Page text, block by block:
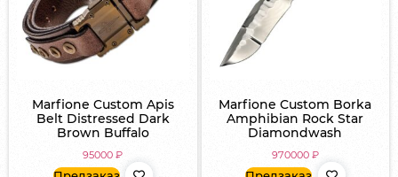
Marfione Custom Apis
Belt Distressed Dark
Brown Buffalo
95000₽
Marfione Custom Borka
Amphibian Rock Star
Diamondwash
970000 ₽